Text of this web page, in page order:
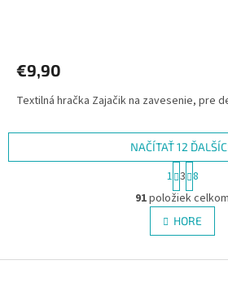
€9,90
Textilná hračka Zajačik na zavesenie, pre
O
v
l
á
NAČÍTAŤ 12
S
t
r
á
n
k
v
1 3 8
91položiek celkom
HORE